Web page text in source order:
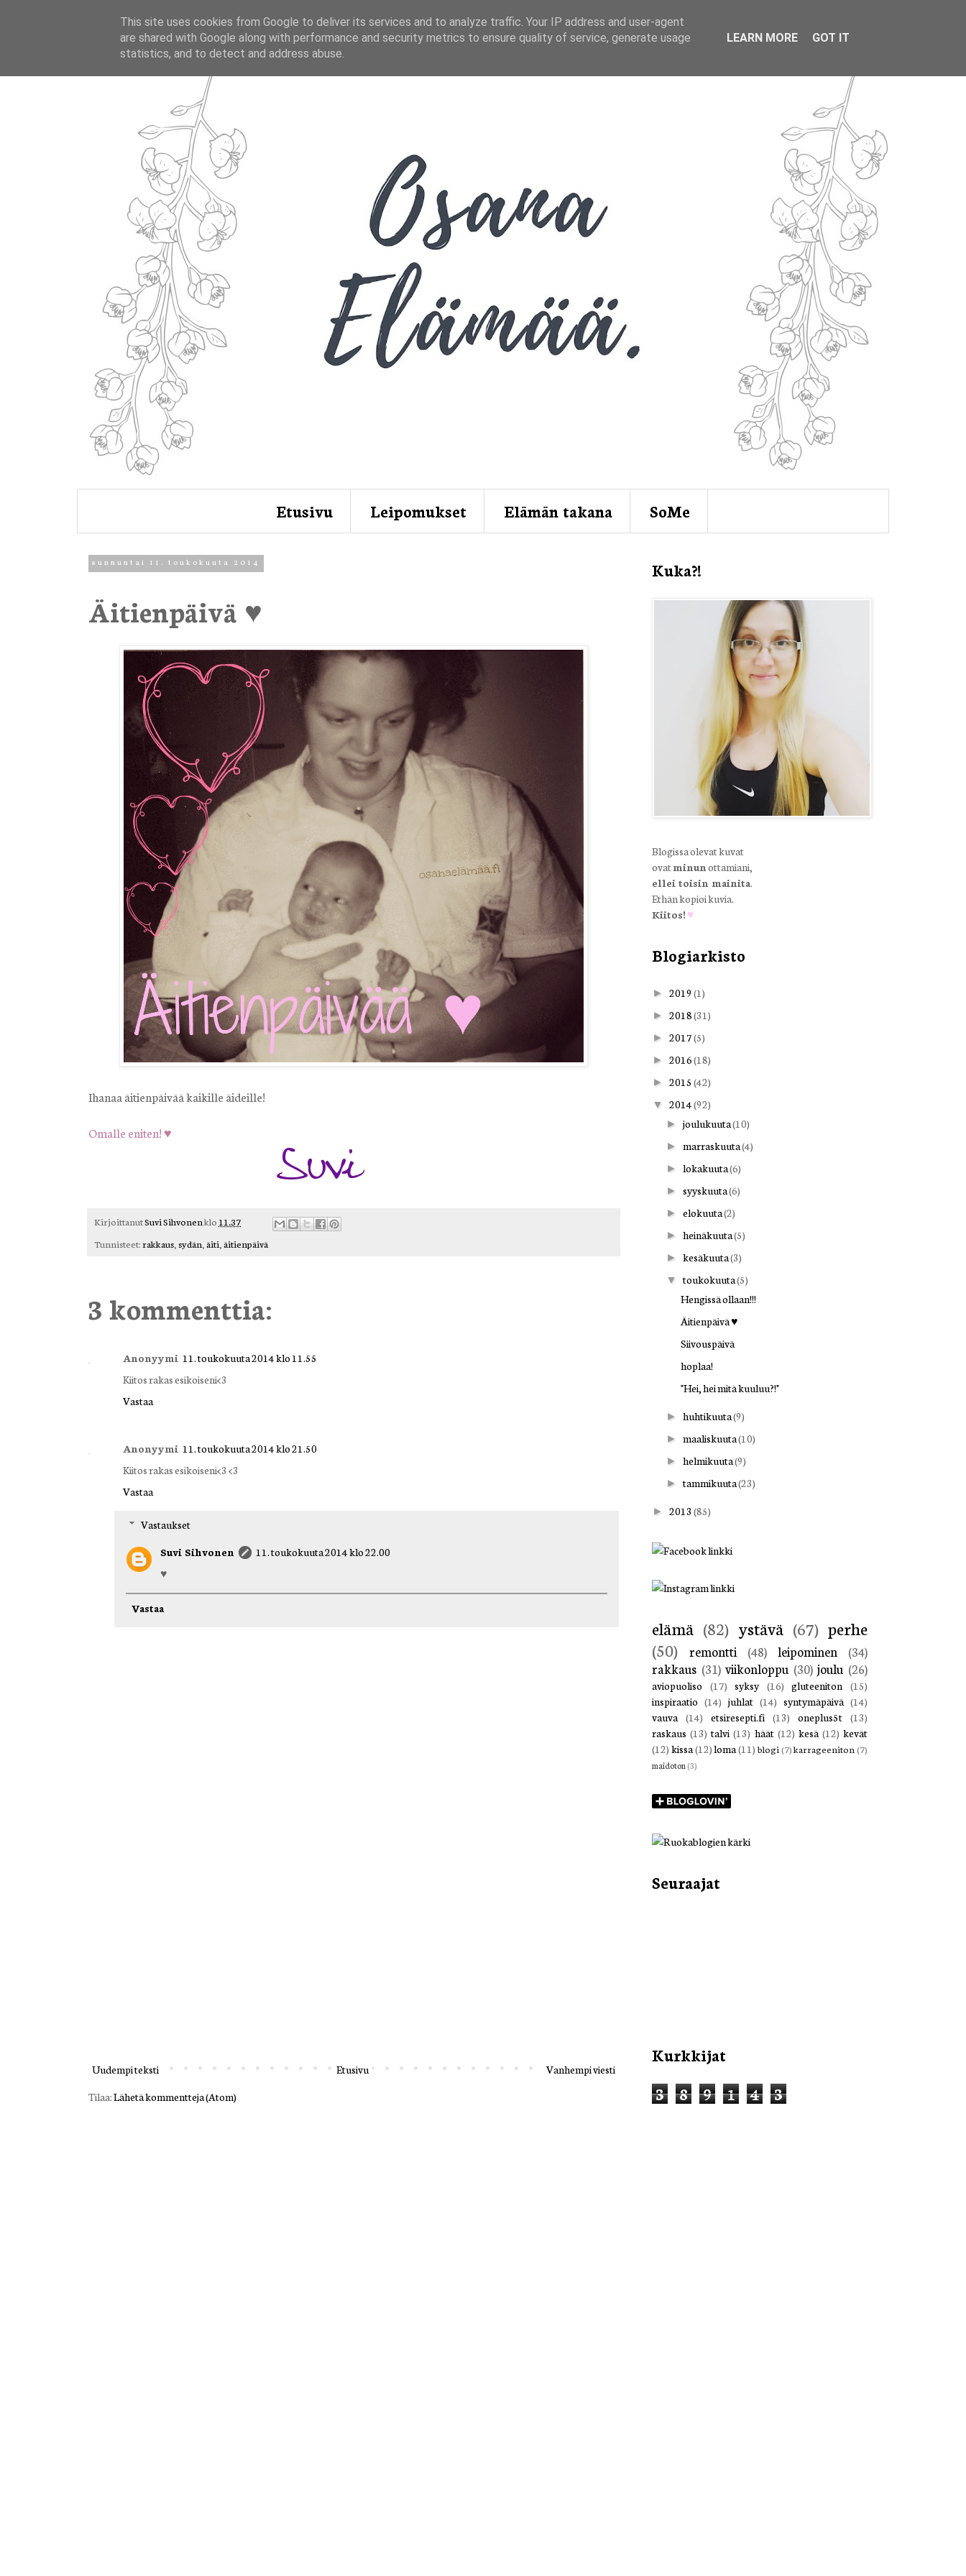
Etusivu Leipomukset Elämän takana SoMe
sunnuntai 11. toukokuuta 2014
Äitienpäivä ♥
Ihanaa äitienpäivää kaikille äideille!
Omalle eniten! ♥
KirjoittanutSuvi Sihvonenklo 11.37
Tunnisteet:rakkaus sydän äiti äitienpäivä
3 kommenttia:
Anonyymi 11. toukokuuta 2014 klo 11.55
Kiitos rakas esikoiseni<3
Vastaa
Anonyymi 11. toukokuuta 2014 klo 21.50
Kiitos rakas esikoiseni<3 <3
Vastaa
Vastaukset
Suvi Sihvonen
11. toukokuuta 2014 klo 22.00
♥
Vastaa
Uudempi teksti Vanhempi viesti
Etusivu
Tilaa:Lähetä kommentteja (Atom)
Kuka?!
Blogissa olevat kuvat
ovatminunottamiani,
ellei toisin mainita.
Ethän kopioi kuvia.
Kiitos! ♥
Blogiarkisto
► 2019 (1)
► 2018(31)
► 2017(5)
► 2016(18)
► 2015 (42)
▼ 2014(92)
►joulukuuta(10)
►marraskuuta(4)
►lokakuuta(6)
►syyskuuta(6)
►elokuuta(2)
►heinäkuuta(5)
►kesäkuuta(3)
▼toukokuuta(5)
Hengissä ollaan!!!
Äitienpäivä ♥
Siivouspäivä
hoplaa!
"Hei, hei mitä kuuluu?!"
►huhtikuuta(9)
►maaliskuuta(10)
►helmikuuta(9)
►tammikuuta(23)
► 2013 (85)
elämä (82) ystävä (67) perhe
(50)
remontti (48) leipominen
(34)
rakkaus (31) viikonloppu (30) joulu (26)
aviopuoliso (17) syksy (16) gluteeniton
(15)
inspiraatio (14) juhlat (14) syntymäpäivä (14)
vauva (14) etsiresepti.fi (13) oneplus5t (13)
raskaus (13) talvi (13) häät (12) kesä (12) kevät
(12) kissa(12)loma(11) blogi (7)karrageeniton (7)
maidoton (3)
Seuraajat
Kurkkijat
3
8 9 1 4 3
This site uses cookies from Google to deliver its services and to analyze traffic. Your IP address and user-agent
are shared with Google along with performance and security metrics to ensure quality of service, generate usage
statistics, and to detect and address abuse.
LEARN MORE GOT IT